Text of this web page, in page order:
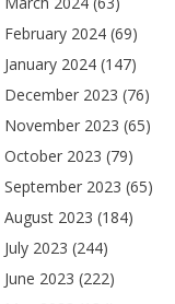
February 2024(69)
January 2024(147)
December 2023 (76)
November 2023 (65)
October 2023 (79)
September 2023 (65)
August 2023 (184)
July 2023 (244)
June 2023 (222)